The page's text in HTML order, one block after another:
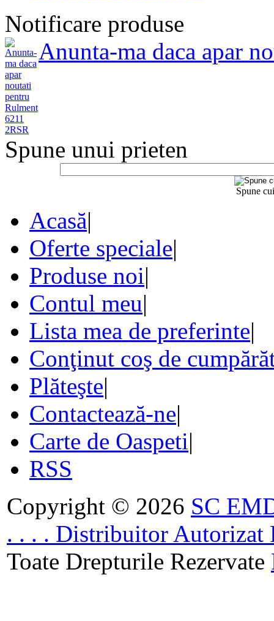
Notificare produse
Anunta-ma daca apar
Spune unui prieten
Spune
Acasă|
Oferte speciale|
Produse noi|
Contul meu|
Lista mea de preferinte|
Conţinut coş de
Plăteşte|
Contactează-ne|
Carte de Oaspeti|
RSS
Copyright © 2026 SC
. . . . Distribuitor Autorizat
Toate Drepturile Rezervate